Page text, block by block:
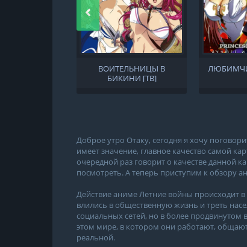
ВОИТЕЛЬНИЦЫ В
БИКИНИ [ТВ]
Доброе утро Отаку, сегодня я хочу
имеет значение, главное качество самой
очередной раз говорит о качестве данной
посмотреть. А теперь приступим к обзору
Действие аниме Летние войны происходит
влились в общественную жизнь и треть
социальных сетей, но в более
этом мире, в котором они работают,
реальной.